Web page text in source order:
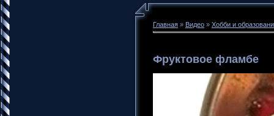
Главная » Видео » Хобби и
Фруктовое фламбе